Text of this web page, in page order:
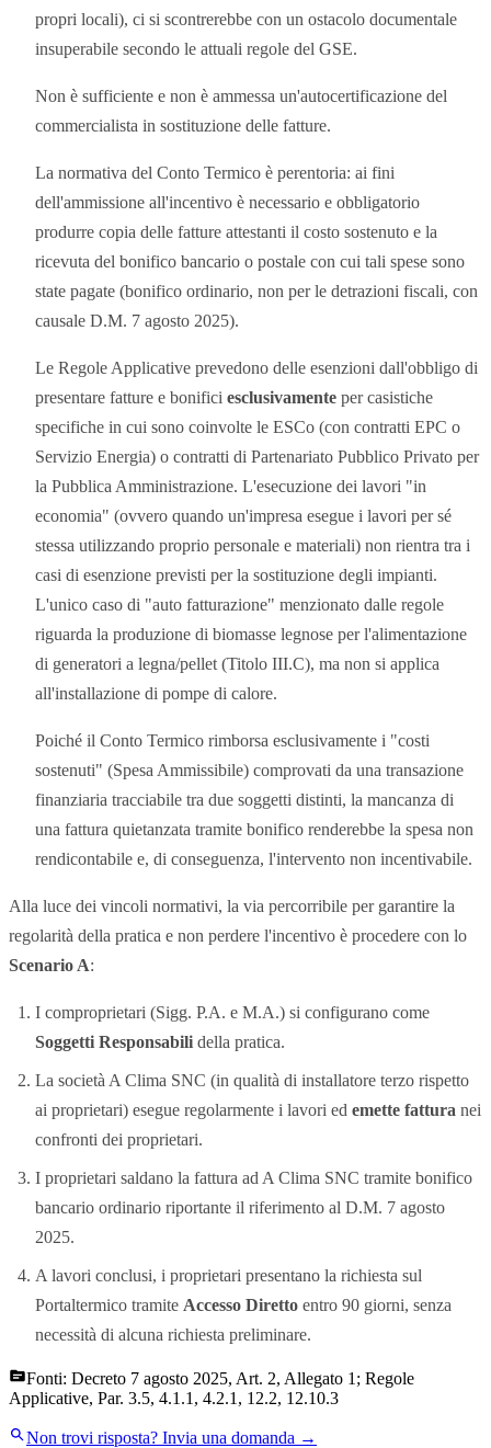
propri locali), ci si scontrerebbe con un ostacolo documentale
insuperabile secondo le attuali regole del GSE.
Non è sufficiente e non è ammessa un'autocertificazione del
commercialista in sostituzione delle fatture.
La normativa del Conto Termico è perentoria: ai fini
dell'ammissione all'incentivo è necessario e obbligatorio
produrre copia delle fatture attestanti il costo sostenuto e la
ricevuta del bonifico bancario o postale con cui tali spese sono
state pagate (bonifico ordinario, non per le detrazioni fiscali, con
causale D.M. 7 agosto 2025).
Le Regole Applicative prevedono delle esenzioni dall'obbligo di
presentare fatture e bonifici esclusivamente per casistiche
specifiche in cui sono coinvolte le ESCo (con contratti EPC o
Servizio Energia) o contratti di Partenariato Pubblico Privato per
la Pubblica Amministrazione. L'esecuzione dei lavori "in
economia" (ovvero quando un'impresa esegue i lavori per sé
stessa utilizzando proprio personale e materiali) non rientra tra i
casi di esenzione previsti per la sostituzione degli impianti.
L'unico caso di "auto fatturazione" menzionato dalle regole
riguarda la produzione di biomasse legnose per l'alimentazione
di generatori a legna/pellet (Titolo III.C), ma non si applica
all'installazione di pompe di calore.
Poiché il Conto Termico rimborsa esclusivamente i "costi
sostenuti" (Spesa Ammissibile) comprovati da una transazione
finanziaria tracciabile tra due soggetti distinti, la mancanza di
una fattura quietanzata tramite bonifico renderebbe la spesa non
rendicontabile e, di conseguenza, l'intervento non incentivabile.
Alla luce dei vincoli normativi, la via percorribile per garantire la
regolarità della pratica e non perdere l'incentivo è procedere con lo
Scenario A:
I comproprietari (Sigg. P.A. e M.A.) si configurano come
Soggetti Responsabili della pratica.
La società A Clima SNC (in qualità di installatore terzo rispetto
ai proprietari) esegue regolarmente i lavori ed emette fattura nei
confronti dei proprietari.
I proprietari saldano la fattura ad A Clima SNC tramite bonifico
bancario ordinario riportante il riferimento al D.M. 7 agosto
2025.
A lavori conclusi, i proprietari presentano la richiesta sul
Portaltermico tramite Accesso Diretto entro 90 giorni, senza
necessità di alcuna richiesta preliminare.
Fonti: Decreto 7 agosto 2025, Art. 2, Allegato 1; Regole
Applicative, Par. 3.5, 4.1.1, 4.2.1, 12.2, 12.10.3
Non trovi risposta? Invia una domanda →